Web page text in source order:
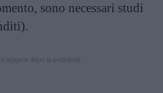
sono necessari studi